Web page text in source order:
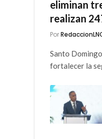
eliminan
realizan
Por
Santo
fortalecer la